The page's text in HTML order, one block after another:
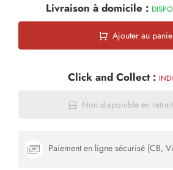
Livraison à domicile :
Ajouter au
Click and Collect :
Non disponible en
Paiement en ligne sécurisé (CB,